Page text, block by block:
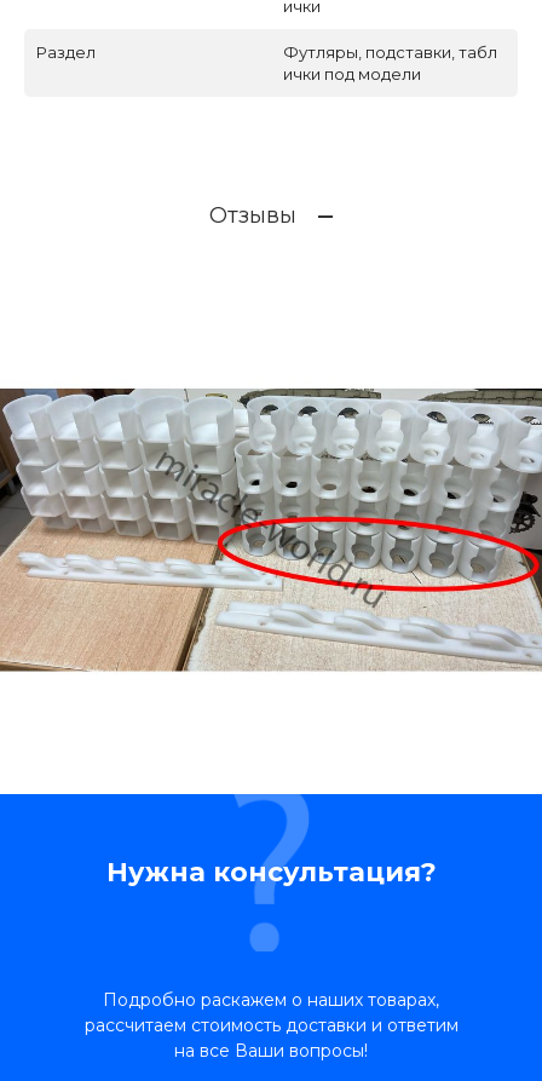
ички
Раздел
Футляры, подставки, табл
ички под модели
Отзывы
Нужна консультация?
Подробно раскажем о наших товарах,
рассчитаем стоимость доставки и ответим
на все Ваши вопросы!